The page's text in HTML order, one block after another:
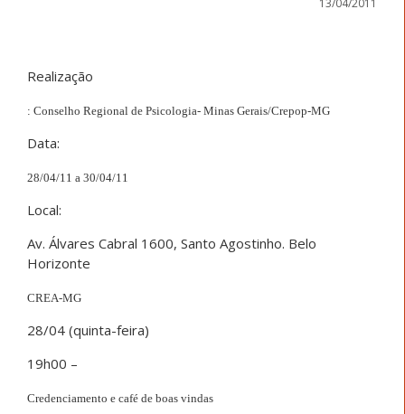
Realização
: Conselho Regional de Psicologia- Minas Gerais/Crepop-MG
Data:
28/04/11 a 30/04/11
Local:
Av. Álvares Cabral 1600, Santo Agostinho. Belo
Horizonte
CREA-MG
28/04 (quinta-feira)
19h00 –
Credenciamento e café de boas vindas